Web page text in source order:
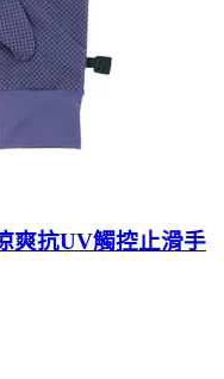
爽抗UV觸控止滑手